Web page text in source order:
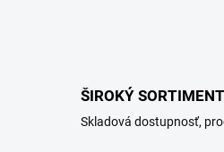
ŠIROKÝ SORTIMENT
Skladová dostupnosť,